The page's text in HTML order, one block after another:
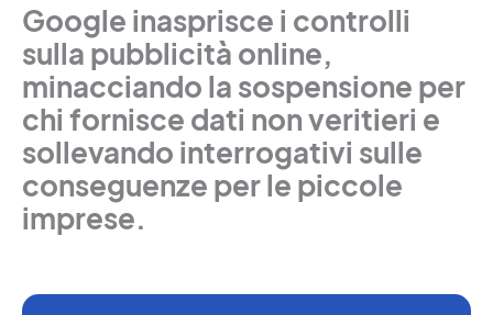
Google inasprisce i controlli
sulla pubblicità online,
minacciando la sospensione per
chi fornisce dati non veritieri e
sollevando interrogativi sulle
conseguenze per le piccole
imprese.